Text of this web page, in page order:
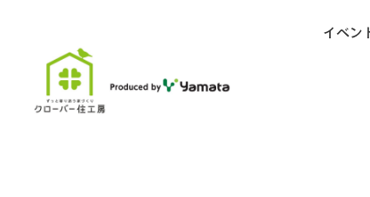
イベン
ホーム イベント日程